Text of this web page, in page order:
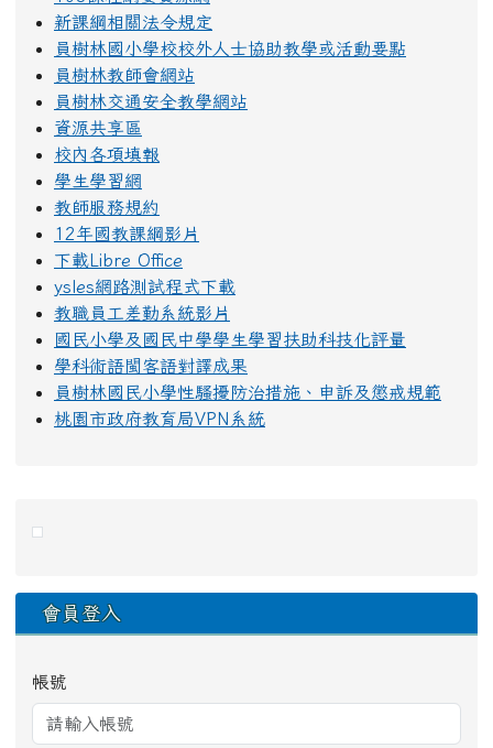
新課綱相關法令規定
員樹林國小學校校外人士協助教學或活動要點
員樹林教師會網站
員樹林交通安全教學網站
資源共享區
校內各項填報
學生學習網
教師服務規約
12年國教課綱影片
下載Libre Office
ysles網路測試程式下載
教職員工差勤系統影片
國民小學及國民中學學生學習扶助科技化評量
學科術語閩客語對譯成果
員樹林國民小學性騷擾防治措施、申訴及懲戒規範
桃園市政府教育局VPN系統
會員登入
帳號